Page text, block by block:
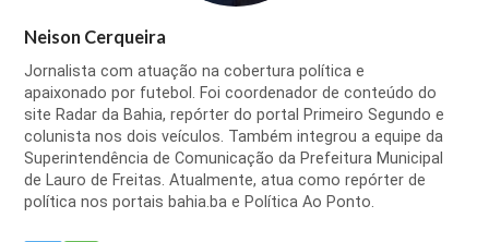
Neison Cerqueira
Jornalista com atuação na cobertura política e
apaixonado por futebol. Foi coordenador de conteúdo do
site Radar da Bahia, repórter do portal Primeiro Segundo e
colunista nos dois veículos. Também integrou a equipe da
Superintendência de Comunicação da Prefeitura Municipal
de Lauro de Freitas. Atualmente, atua como repórter de
política nos portais bahia.ba e Política Ao Ponto.